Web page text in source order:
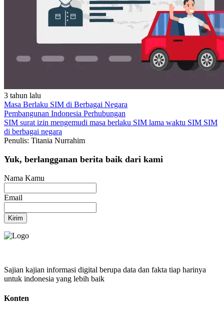
3 tahun lalu
Masa Berlaku SIM di Berbagai Negara
Pembangunan Indonesia Perhubungan
SIM surat izin mengemudi masa berlaku SIM lama waktu SIM SIM
di berbagai negara
Penulis: Titania Nurrahim
Yuk, berlangganan berita baik dari kami
Nama Kamu
Email
Kirim
Sajian kajian informasi digital berupa data dan fakta tiap harinya
untuk indonesia yang lebih baik
Konten